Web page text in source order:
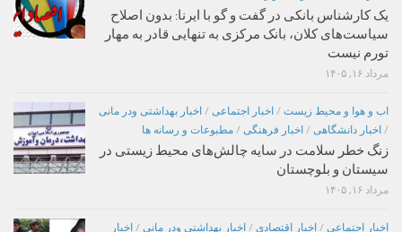
یک کارشناس بانکی در گفت و گو با ایرنا: بدون اصلاح
سیاست‌های کلان، بانک مرکزی به تنهایی قادر به مهار
تورم نیست
مرداد ۱۶, ۱۴۰۵
اب و هوا و محیط زیست / اخبار اجتماعی / اخبار بهداشتی ودر مانی
/ اخبار دانشگاهی / اخبار فرهنگی / مطبوعات و رسانه ها
زنگ خطر سلامت در سایه چالش‌های محیط زیستی در
سیستان و بلوچستان
مرداد ۱۶, ۱۴۰۵
اخبار اجتماعی / اخبار اقتصادی / اخبار بهداشتی ودر مانی / اخبار